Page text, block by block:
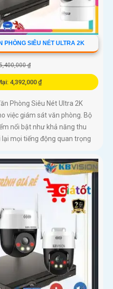
PHÒNG SIÊU NÉT ULTRA 2K
₫
4,392,000 ₫
Phòng Siêu Nét Ultra 2K
việc giám sát văn phòng. Bộ
nổi bật như khả năng thu
mọi tiếng động quan trọng